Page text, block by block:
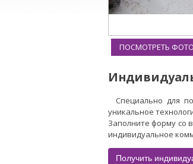
ПОСМОТРЕТЬ
Специально для
уникальное
Заполните форму со
индивидуальное
Получить